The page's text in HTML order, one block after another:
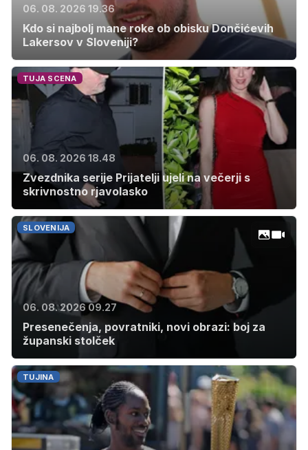
06. 08. 2026 19.36
Kdo si najbolj mane roke ob obisku Dončićevih
Lakersov v Sloveniji?
TUJA SCENA
06. 08. 2026 18.48
Zvezdnika serije Prijatelji ujeli na večerji s
skrivnostno rjavolasko
SLOVENIJA
06. 08. 2026 09.27
Presenečenja, povratniki, novi obrazi: boj za
županski stolček
TUJINA